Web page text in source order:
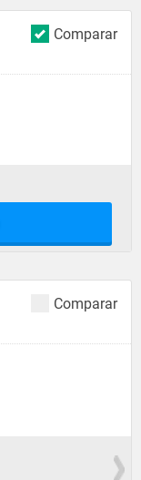
Comparar
Comparar